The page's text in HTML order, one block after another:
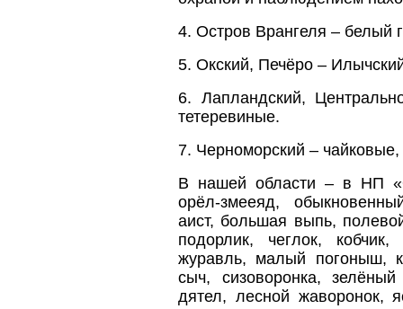
4. Остров Врангеля – белый
5. Окский, Печёро –
6. Лапландский,
тетеревиные.
7. Черноморский –
В нашей области – в НП
орёл-змееяд,
аист, большая выпь,
подорлик, чеглок,
журавль, малый погоныш,
сыч, сизоворонка,
дятел, лесной жаворонок,